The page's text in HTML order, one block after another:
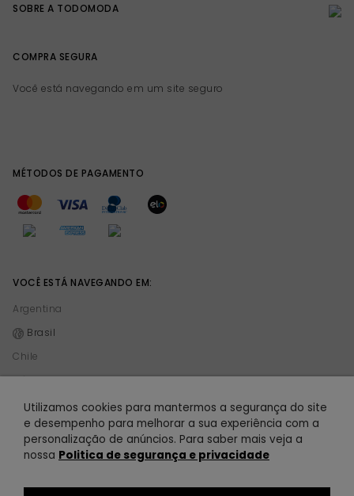
R$ 34,90 72% OFF
SOBRE A TODOMODA
COMPRA SEGURA
Você está navegando em um site seguro
MÉTODOS DE PAGAMENTO
VOCÊ ESTÁ NAVEGANDO EM:
Argentina
Brasil
Chile
México
Peru
© 2021 TODOMODA. Todomoda é uma empresa de Vision 101 S.A. CUIT 30-70864841-
4. Todos os direitos reservados.
Utilizamos cookies para mantermos a segurança do site
e desempenho para melhorar a sua experiência com a
personalização de anúncios. Para saber mais veja a
nossa Politica de segurança e privacidade